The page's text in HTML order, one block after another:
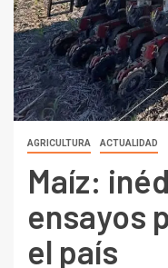
AGRICULTURA ACTUALIDAD
Maíz:
ensayos
el país